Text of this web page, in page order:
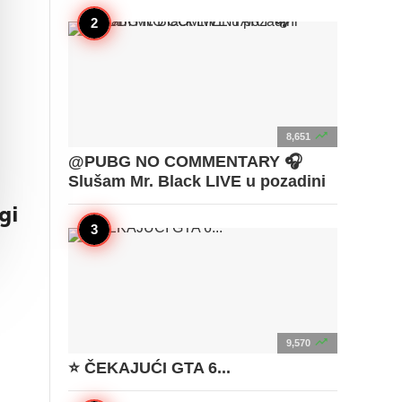
8,651 
@PUBG NO COMMENTARY 🎧
Slušam Mr. Black LIVE u pozadini
9,570 
⭐ ČEKAJUĆI GTA 6...